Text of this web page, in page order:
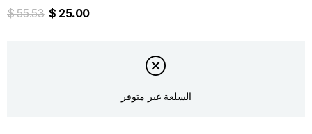
$ 55.53 $ 25.00
السلعة غير متوفر